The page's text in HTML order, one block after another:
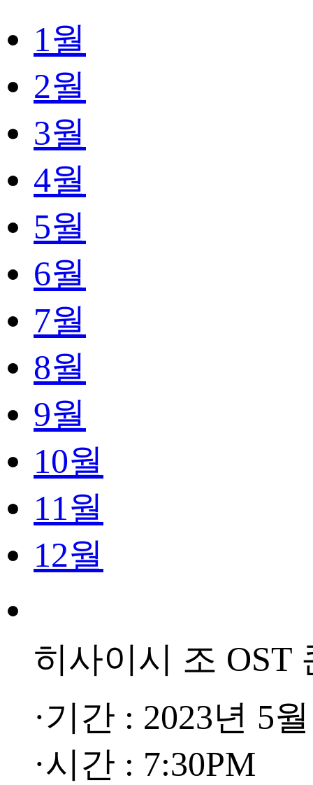
1월
2월
3월
4월
5월
6월
7월
8월
9월
10월
11월
12월
히사이시 조 OST
·기간 : 2023년 5
·시간 : 7:30PM